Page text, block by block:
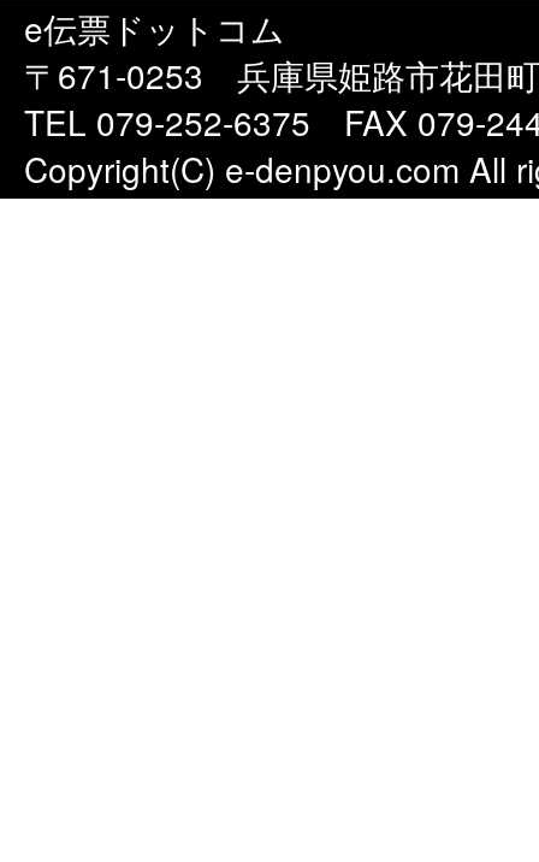
e伝票ドットコム
〒671-0253 兵庫県姫路市花田
TEL 079-252-6375 FAX 079-
Copyright(C) e-denpyou.com All